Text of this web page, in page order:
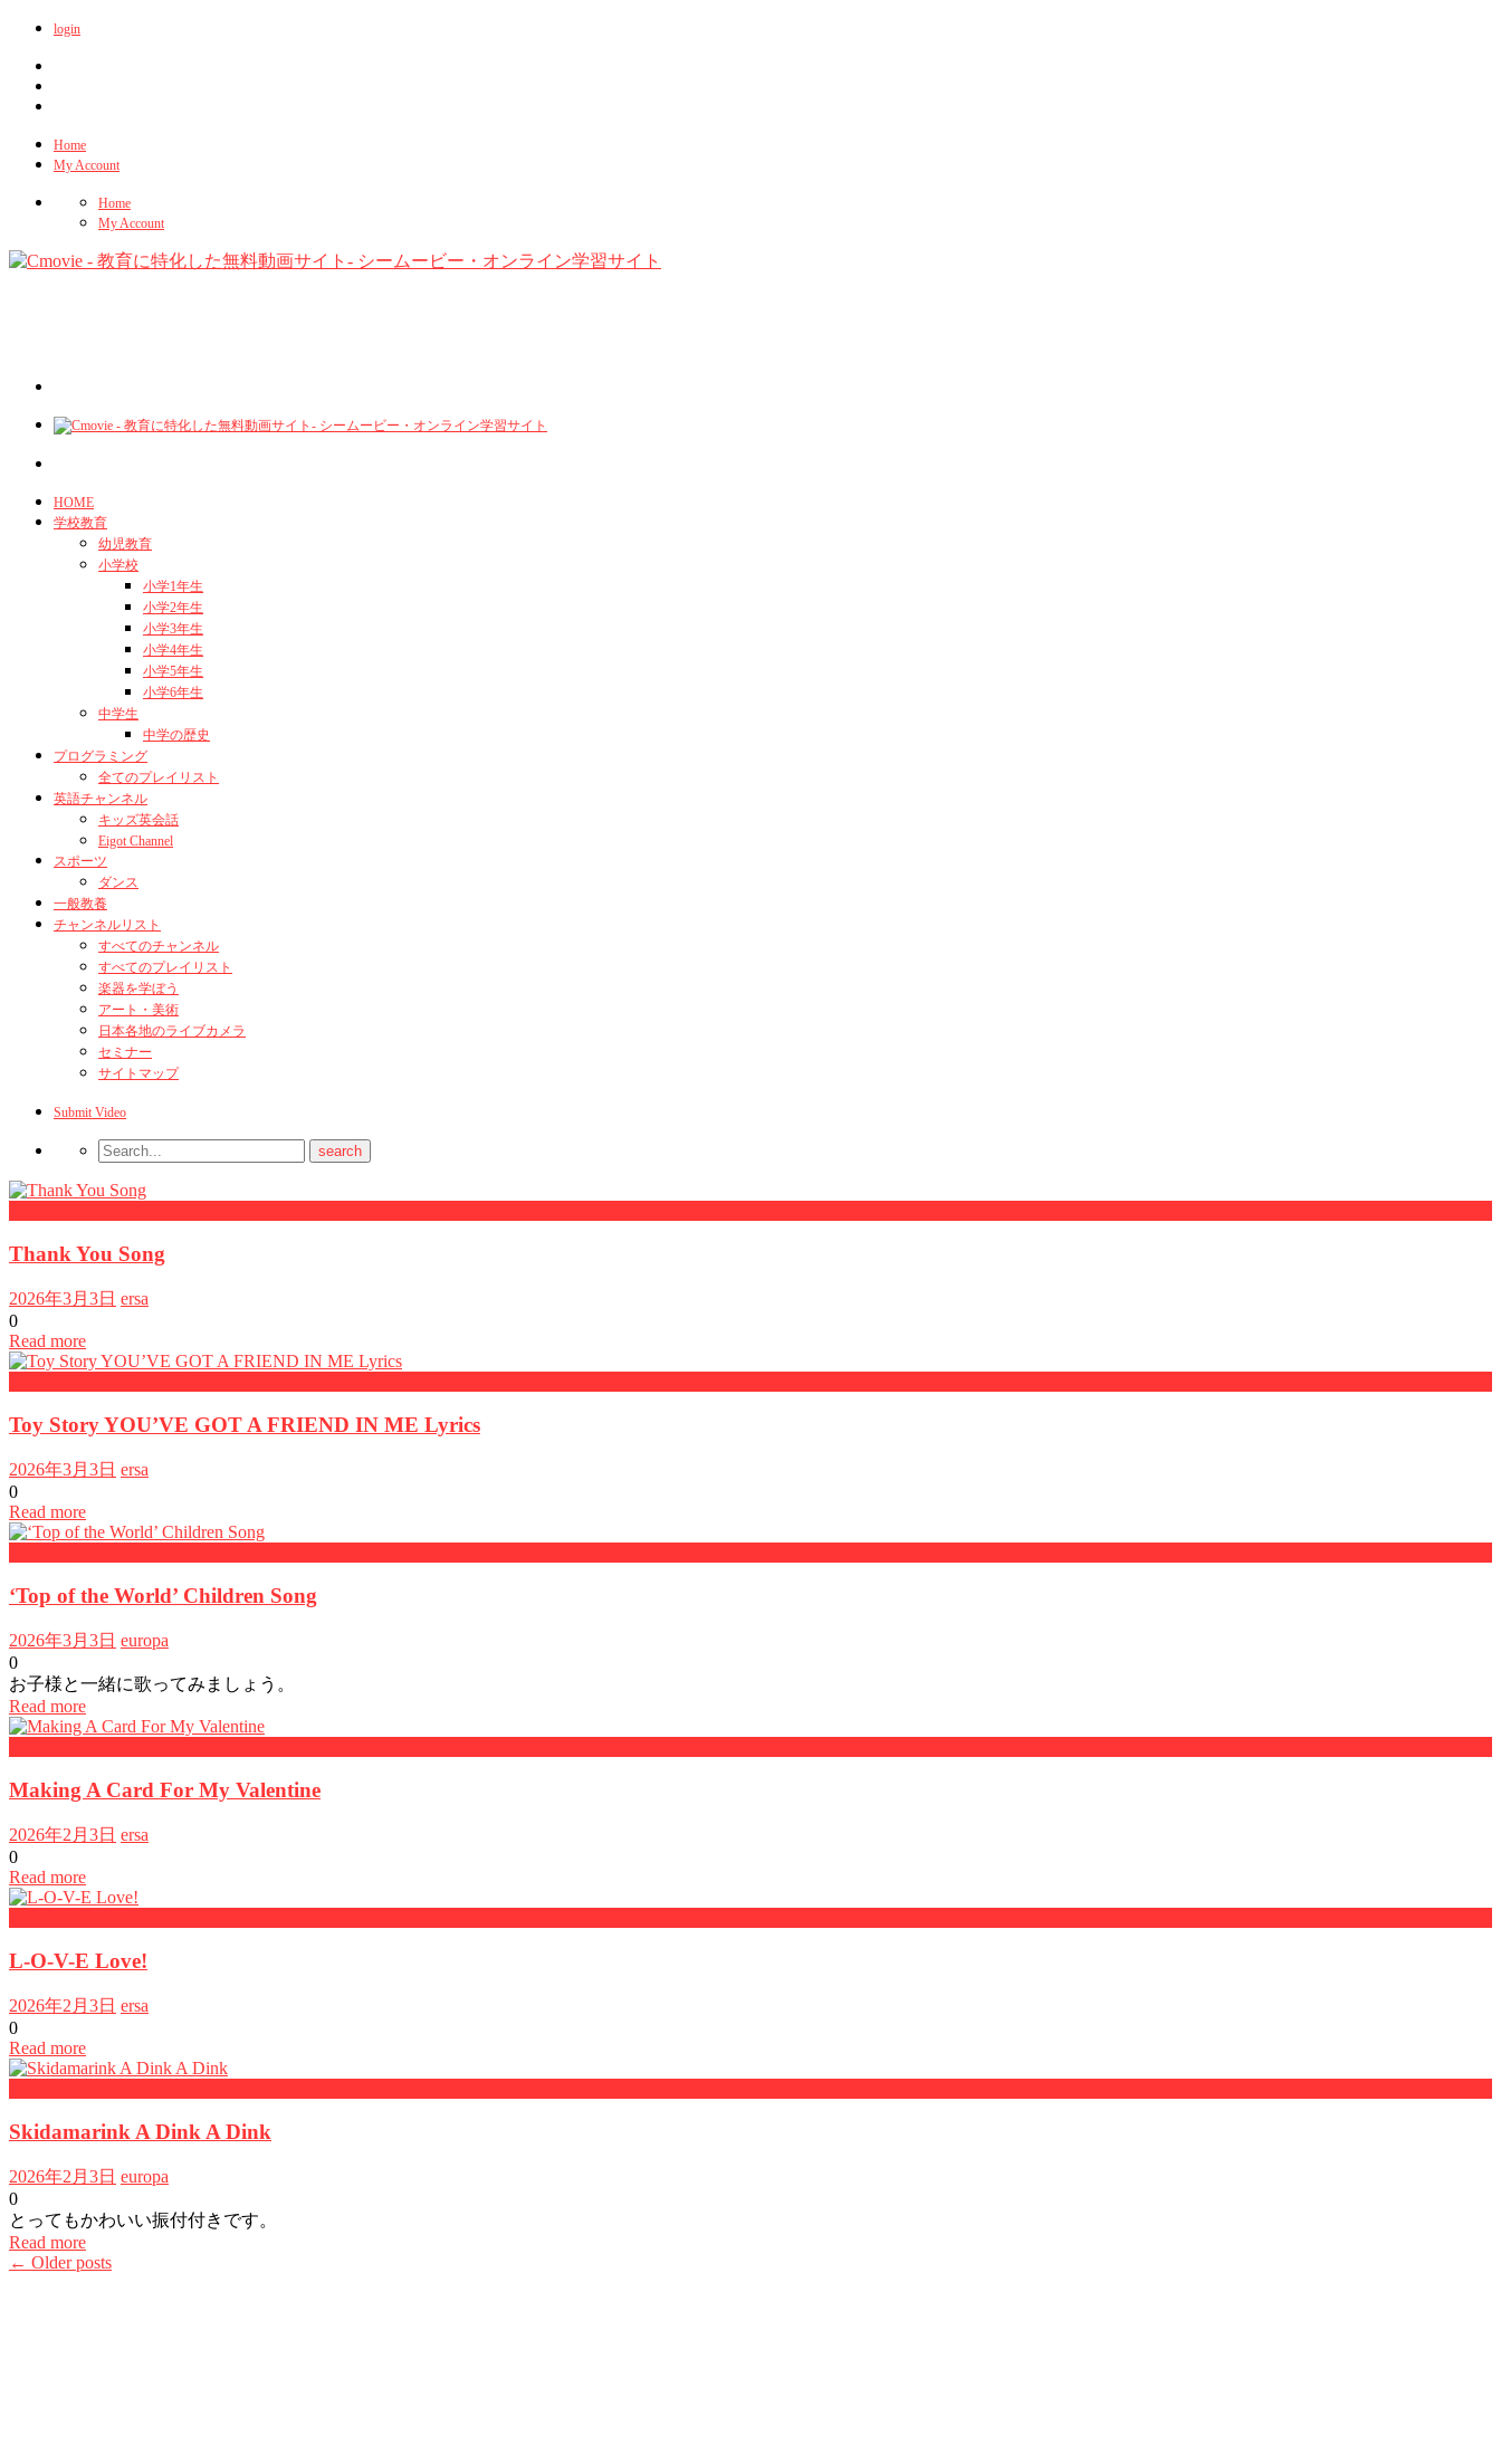
login
Home
My Account
Home
My Account
HOME
学校教育
幼児教育
小学校
小学1年生
小学2年生
小学3年生
小学4年生
小学5年生
小学6年生
中学生
中学の歴史
プログラミング
全てのプレイリスト
英語チャンネル
キッズ英会話
Eigot Channel
スポーツ
ダンス
一般教養
チャンネルリスト
すべてのチャンネル
すべてのプレイリスト
楽器を学ぼう
アート・美術
日本各地のライブカメラ
セミナー
サイトマップ
Submit Video
Thank You Song
2026年3月3日 ersa
0
Read more
Toy Story YOU’VE GOT A FRIEND IN ME Lyrics
2026年3月3日 ersa
0
Read more
‘Top of the World’ Children Song
2026年3月3日 europa
0
お子様と一緒に歌ってみましょう。
Read more
Making A Card For My Valentine
2026年2月3日 ersa
0
Read more
L-O-V-E Love!
2026年2月3日 ersa
0
Read more
Skidamarink A Dink A Dink
2026年2月3日 europa
0
とってもかわいい振付付きです。
Read more
Posts
← Older posts